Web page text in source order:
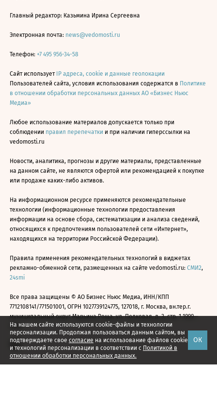
На нашем сайте используются cookie-файлы и технологии
персонализации. Продолжая пользоваться данным сайтом, вы
подтверждаете свое согласие на использование файлов cookie
и технологий персонализации в соответствии с Политикой в
отношении обработки персональных данных.
ОК
Главный редактор: Казьмина Ирина Сергеевна
Электронная почта: news@vedomosti.ru
Телефон: +7 495 956-34-58
Сайт использует IP адреса, cookie и данные геолокации
Пользователей сайта, условия использования содержатся в Политике
в отношении обработки персональных данных АО «Бизнес Ньюс
Медиа»
Любое использование материалов допускается только при
соблюдении правил перепечатки и при наличии гиперссылки на
vedomosti.ru
Новости, аналитика, прогнозы и другие материалы, представленные
на данном сайте, не являются офертой или рекомендацией к покупке
или продаже каких-либо активов.
На информационном ресурсе применяются рекомендательные
технологии (информационные технологии предоставления
информации на основе сбора, систематизации и анализа сведений,
относящихся к предпочтениям пользователей сети «Интернет»,
находящихся на территории Российской Федерации).
Правила применения рекомендательных технологий в виджетах
рекламно-обменной сети, размещенных на сайте vedomosti.ru: СМИ2,
24smi
Все права защищены © АО Бизнес Ньюс Медиа, ИНН/КПП
7712108141/771501001, ОГРН 1027739124775, 127018, г. Москва, вн.тер.г.
муниципальный округ Марьина Роща, ул. Полковая, д. 3, стр. 1 1999—
2026